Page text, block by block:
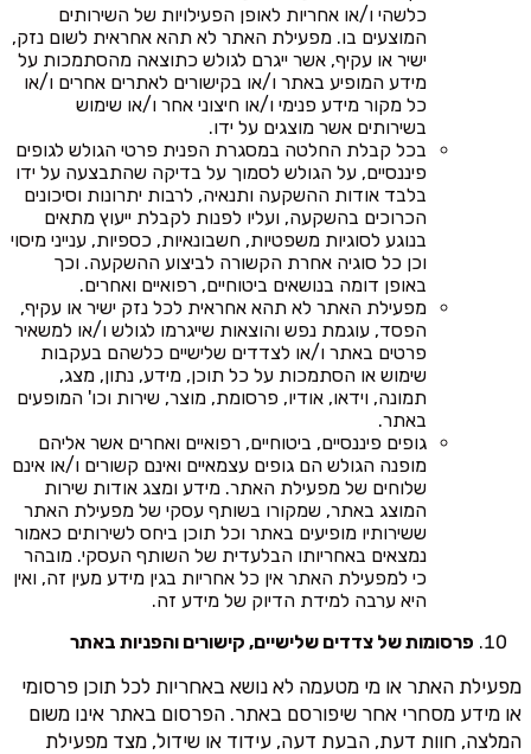
כלשהי ו/או אחריות לאופן הפעילויות של השירותים
המוצעים בו. מפעילת האתר לא תהא אחראית לשום נזק,
ישיר או עקיף, אשר ייגרם לגולש כתוצאה מהסתמכות על
מידע המופיע באתר ו/או בקישורים לאתרים אחרים ו/או
כל מקור מידע פנימי ו/או חיצוני אחר ו/או שימוש
בשירותים אשר מוצגים על ידו.
בכל קבלת החלטה במסגרת הפנית פרטי הגולש לגופים
פיננסיים, על הגולש לסמוך על בדיקה שהתבצעה על ידו
בלבד אודות ההשקעה ותנאיה, לרבות יתרונות וסיכונים
הכרוכים בהשקעה, ועליו לפנות לקבלת ייעוץ מתאים
בנוגע לסוגיות משפטיות, חשבונאיות, כספיות, ענייני מיסוי
וכן כל סוגיה אחרת הקשורה לביצוע ההשקעה. וכך
באופן דומה בנושאים ביטוחיים, רפואיים ואחרים.
מפעילת האתר לא תהא אחראית לכל נזק ישיר או עקיף,
הפסד, עוגמת נפש והוצאות שייגרמו לגולש ו/או למשאיר
פרטים באתר ו/או לצדדים שלישיים כלשהם בעקבות
שימוש או הסתמכות על כל תוכן, מידע, נתון, מצג,
תמונה, וידאו, אודיו, פרסומת, מוצר, שירות וכו' המופעים
באתר.
גופים פיננסיים, ביטוחיים, רפואיים ואחרים אשר אליהם
מופנה הגולש הם גופים עצמאיים ואינם קשורים ו/או אינם
שלוחים של מפעילת האתר. מידע ומצג אודות שירות
המוצג באתר, שמקורו בשותף עסקי של מפעילת האתר
ששירותיו מופיעים באתר וכל תוכן ביחס לשירותים כאמור
נמצאים באחריותו הבלעדית של השותף העסקי. מובהר
כי למפעילת האתר אין כל אחריות בגין מידע מעין זה, ואין
היא ערבה למידת הדיוק של מידע זה.
פרסומות של צדדים שלישיים, קישורים והפניות באתר
מפעילת האתר או מי מטעמה לא נושא באחריות לכל תוכן פרסומי
או מידע מסחרי אחר שיפורסם באתר. הפרסום באתר אינו משום
המלצה, חוות דעת, הבעת דעה, עידוד או שידול, מצד מפעילת